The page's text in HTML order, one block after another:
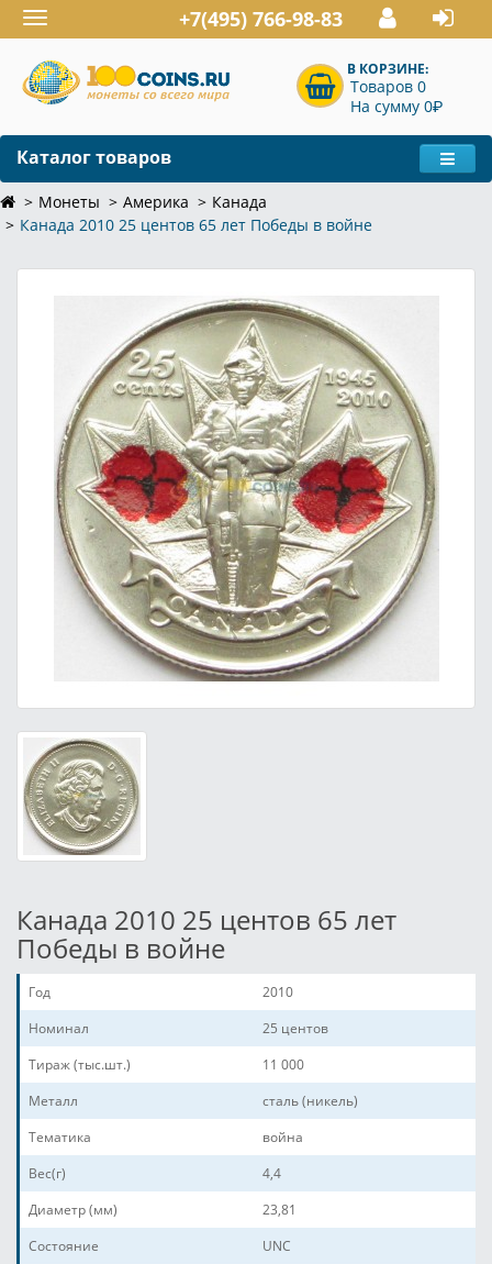
Toggle
navigation
+7(495) 766-98-83
В КОРЗИНЕ:
Товаров 0
На сумму 0P
Каталог товаров
Монеты Америка
Канада
Канада 2010 25 центов 65 лет Победы в войне
Канада 2010 25 центов 65 лет
Победы в войне
Год
2010
Номинал
25 центов
Тираж (тыс.шт.)
11 000
Металл
сталь (никель)
Тематика
война
Вес(г)
4,4
Диаметр (мм)
23,81
Состояние
UNC